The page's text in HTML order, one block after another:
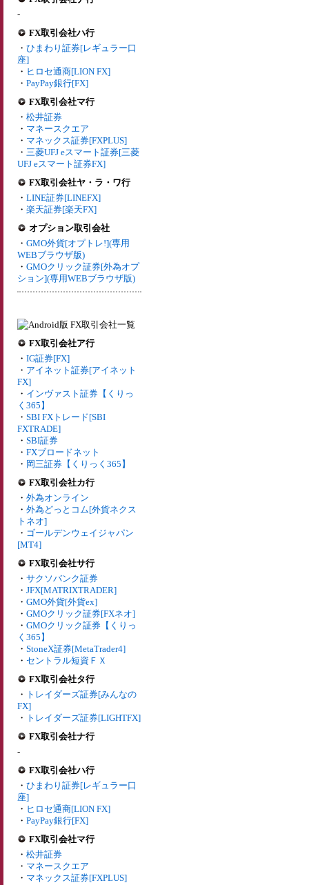
-
FX取引会社ハ行
・ ひまわり証券[レギュラー口
座]
・ ヒロセ通商[LION FX]
・ PayPay銀行[FX]
FX取引会社マ行
・ 松井証券
・ マネースクエア
・ マネックス証券[FXPLUS]
・ 三菱UFJ eスマート証券[三菱
UFJ eスマート証券FX]
FX取引会社ヤ・ラ・ワ行
・ LINE証券[LINEFX]
・ 楽天証券[楽天FX]
オプション取引会社
・ GMO外貨[オプトレ!](専用
WEBブラウザ版)
・ GMOクリック証券[外為オプ
ション](専用WEBブラウザ版)
FX取引会社ア行
・ IG証券[FX]
・ アイネット証券[アイネット
FX]
・ インヴァスト証券【くりっ
く365】
・ SBI FXトレード[SBI
FXTRADE]
・ SBI証券
・ FXブロードネット
・ 岡三証券【くりっく365】
FX取引会社カ行
・ 外為オンライン
・ 外為どっとコム[外貨ネクス
トネオ]
・ ゴールデンウェイジャパン
[MT4]
FX取引会社サ行
・ サクソバンク証券
・ JFX[MATRIXTRADER]
・ GMO外貨[外貨ex]
・ GMOクリック証券[FXネオ]
・ GMOクリック証券【くりっ
く365】
・ StoneX証券[MetaTrader4]
・ セントラル短資ＦＸ
FX取引会社タ行
・ トレイダーズ証券[みんなの
FX]
・ トレイダーズ証券[LIGHTFX]
FX取引会社ナ行
-
FX取引会社ハ行
・ ひまわり証券[レギュラー口
座]
・ ヒロセ通商[LION FX]
・ PayPay銀行[FX]
FX取引会社マ行
・ 松井証券
・ マネースクエア
・ マネックス証券[FXPLUS]